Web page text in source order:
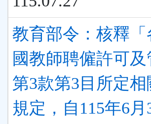
教育部令：核釋
國教師聘僱許可
第3款第3目所定
規定，自115年6